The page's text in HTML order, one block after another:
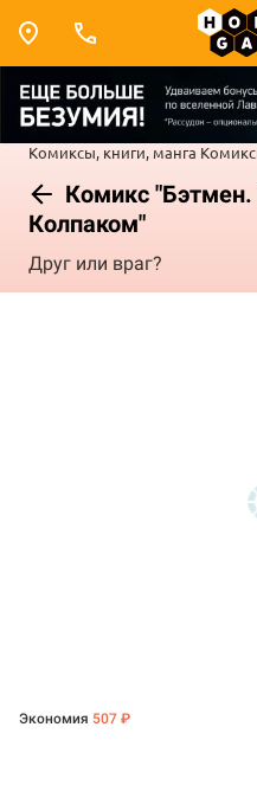
Комиксы, книги, манга
Комикс
Колпаком"
Друг или враг?
Экономия 507 ₽